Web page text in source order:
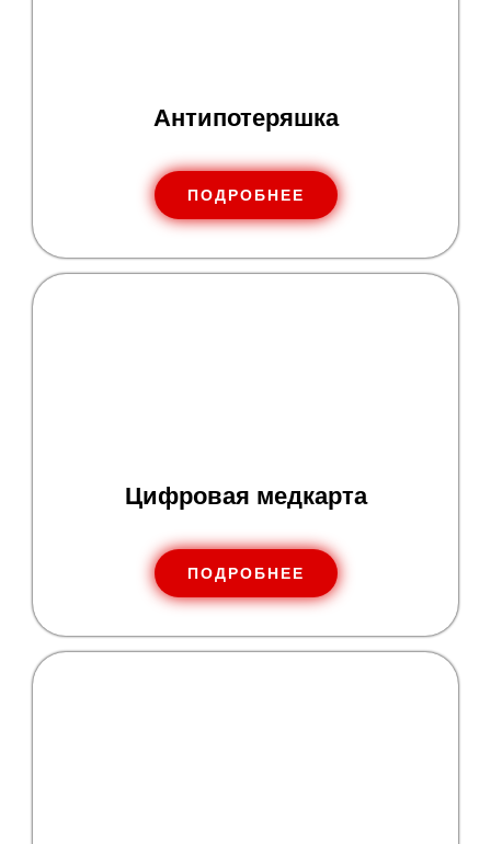
Антипотеряшка
ПОДРОБНЕЕ
Цифровая медкарта
ПОДРОБНЕЕ